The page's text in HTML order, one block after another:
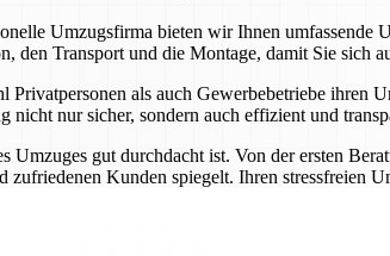
Umzugsfirma bieten wir Ihnen umfassende
Transport und die Montage, damit Sie sich
als auch Gewerbebetriebe
nur sicher, sondern auch effizient und
gut durchdacht ist. Von der ersten
Kunden spiegelt. Ihren stressfreien